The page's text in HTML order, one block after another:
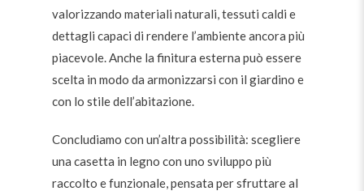
valorizzando materiali naturali, tessuti caldi e
dettagli capaci di rendere l’ambiente ancora più
piacevole. Anche la finitura esterna può essere
scelta in modo da armonizzarsi con il giardino e
con lo stile dell’abitazione.
Concludiamo con un’altra possibilità: scegliere
una casetta in legno con uno sviluppo più
raccolto e funzionale, pensata per sfruttare al